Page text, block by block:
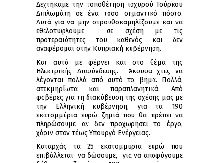
Δεχτήκαμε την τοποθέτηση ισχυρού Τούρκου
Διπλωμάτη σε ένα τόσο σημαντικό πόστο.
Αυτά για να μην στρουθοκαμηλίζουμε και να
εθελοτυφλούμε σε σχέση με τις
προτεραιότητες του καθενός και δεν
αναφέρομαι στην Κυπριακή κυβέρνηση.
Και αυτό με φέρνει και στο θέμα της
Ηλεκτρικής Διασύνδεσης. Άκουσα χτες να
λέγονται πολλά από αυτό το βήμα. Πολλά,
ατεκμηρίωτα και παραπλανητικά. Από
φοβέρες για τη διακύβευση της σχέσης μας με
την Ελληνική κυβέρνηση, για τα 190
εκατομμύρια ευρώ ζημιά που θα πρέπει να
πληρώσουμε αν δεν προχωρήσει το έργο,
χάριν στον τέως Υπουργό Ενέργειας.
Καταρχάς τα 25 εκατομμύρια ευρώ που
επιβάλλεται να δώσουμε, για να αποφύγουμε